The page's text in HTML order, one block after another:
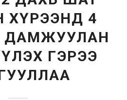
ХҮРЭЭНД 4
ДАМЖУУЛАН
ГЭРЭЭ